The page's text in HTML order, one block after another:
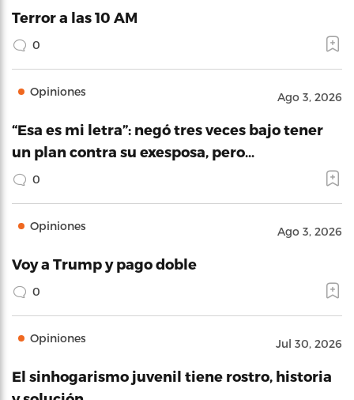
Terror a las 10 AM
0
Opiniones Ago 3, 2026
“Esa es mi letra”: negó tres veces bajo tener
un plan contra su exesposa, pero…
0
Opiniones Ago 3, 2026
Voy a Trump y pago doble
0
Opiniones Jul 30, 2026
El sinhogarismo juvenil tiene rostro, historia